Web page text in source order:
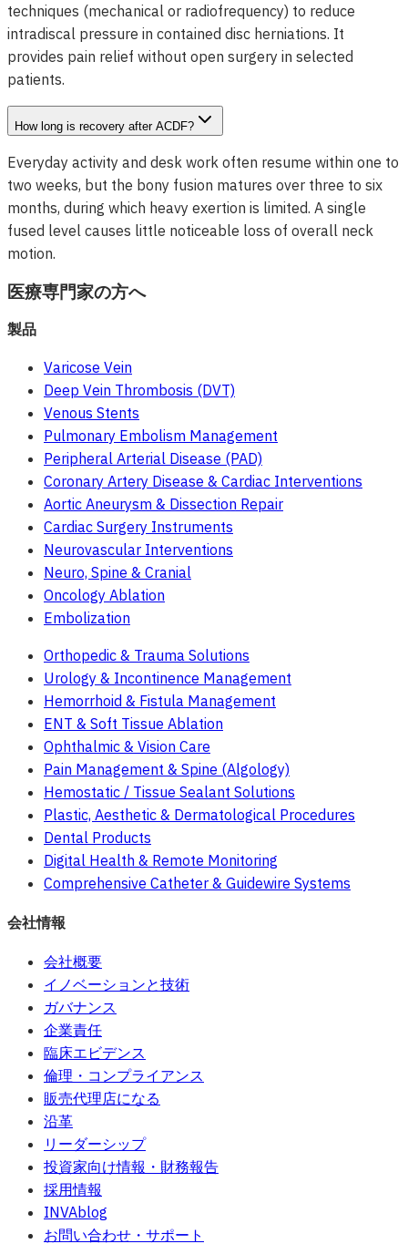
techniques (mechanical or radiofrequency) to reduce
intradiscal pressure in contained disc herniations. It
provides pain relief without open surgery in selected
patients.
How long is recovery after ACDF?
Everyday activity and desk work often resume within one to
two weeks, but the bony fusion matures over three to six
months, during which heavy exertion is limited. A single
fused level causes little noticeable loss of overall neck
motion.
医療専門家の方へ
製品
Varicose Vein
Deep Vein Thrombosis (DVT)
Venous Stents
Pulmonary Embolism Management
Peripheral Arterial Disease (PAD)
Coronary Artery Disease & Cardiac Interventions
Aortic Aneurysm & Dissection Repair
Cardiac Surgery Instruments
Neurovascular Interventions
Neuro, Spine & Cranial
Oncology Ablation
Embolization
Orthopedic & Trauma Solutions
Urology & Incontinence Management
Hemorrhoid & Fistula Management
ENT & Soft Tissue Ablation
Ophthalmic & Vision Care
Pain Management & Spine (Algology)
Hemostatic / Tissue Sealant Solutions
Plastic, Aesthetic & Dermatological Procedures
Dental Products
Digital Health & Remote Monitoring
Comprehensive Catheter & Guidewire Systems
会社情報
会社概要
イノベーションと技術
ガバナンス
企業責任
臨床エビデンス
倫理・コンプライアンス
販売代理店になる
沿革
リーダーシップ
投資家向け情報・財務報告
採用情報
INVAblog
お問い合わせ・サポート